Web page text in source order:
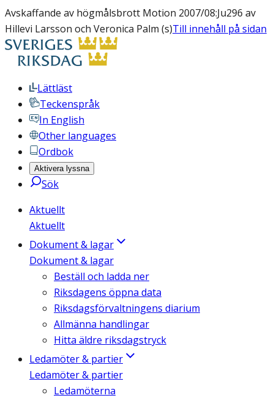
Avskaffande av högmålsbrott Motion 2007/08:Ju296 av
Hillevi Larsson och Veronica Palm (s)Till innehåll på sidan
Lättläst
Teckenspråk
In English
Other languages
Ordbok
Aktivera lyssna
Sök
Aktuellt
Aktuellt
Dokument & lagar
Dokument & lagar
Beställ och ladda ner
Riksdagens öppna data
Riksdagsförvaltningens diarium
Allmänna handlingar
Hitta äldre riksdagstryck
Ledamöter & partier
Ledamöter & partier
Ledamöterna